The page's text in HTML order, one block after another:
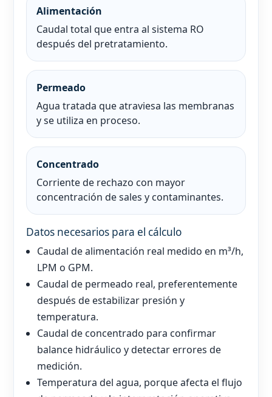
Alimentación
Caudal total que entra al sistema RO
después del pretratamiento.
Permeado
Agua tratada que atraviesa las membranas
y se utiliza en proceso.
Concentrado
Corriente de rechazo con mayor
concentración de sales y contaminantes.
Datos necesarios para el cálculo
Caudal de alimentación real medido en m³/h,
LPM o GPM.
Caudal de permeado real, preferentemente
después de estabilizar presión y
temperatura.
Caudal de concentrado para confirmar
balance hidráulico y detectar errores de
medición.
Temperatura del agua, porque afecta el flujo